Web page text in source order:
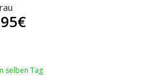
€
selben Tag